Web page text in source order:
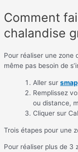
Comment
chalandise
Pour réaliser une zone
même pas besoin de
Aller sur
Remplissez
ou distance,
Cliquer sur
Trois étapes pour une
Pour réaliser plus de 3